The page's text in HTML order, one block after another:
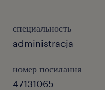
специальность
administracja
номер посилання
47131065